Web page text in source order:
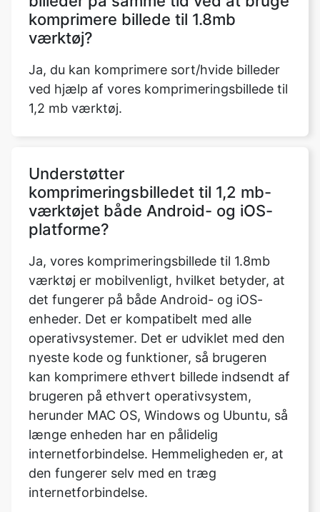
Ja, du kan komprimere sort/hvide billeder
ved hjælp af vores komprimeringsbillede til
1,2 mb værktøj.
Understøtter
platforme?
Ja, vores komprimeringsbillede til 1.8mb
værktøj er mobilvenligt, hvilket betyder, at
det fungerer på både Android- og iOS-
enheder. Det er kompatibelt med alle
operativsystemer. Det er udviklet med den
nyeste kode og funktioner, så brugeren
kan komprimere ethvert billede indsendt af
brugeren på ethvert operativsystem,
herunder MAC OS, Windows og Ubuntu, så
længe enheden har en pålidelig
internetforbindelse. Hemmeligheden er, at
den fungerer selv med en træg
internetforbindelse.
Kan jeg komprimere et billede til